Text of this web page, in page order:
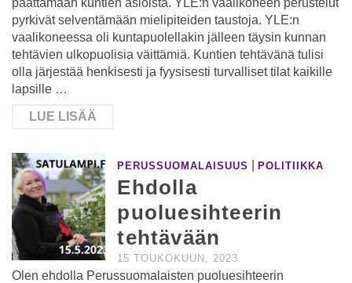
päättämään kuntien asioista. YLE:n vaalikoneen perustelut
pyrkivät selventämään mielipiteiden taustoja. YLE:n
vaalikoneessa oli kuntapuolellakin jälleen täysin kunnan
tehtävien ulkopuolisia väittämiä. Kuntien tehtävänä tulisi
olla järjestää henkisesti ja fyysisesti turvalliset tilat kaikille
lapsille …
LUE LISÄÄ
PERUSSUOMALAISUUS |POLITIIKKA
Ehdolla
puoluesihteerin
tehtävään
15 TOUKOKUUN, 2023
Olen ehdolla Perussuomalaisten puoluesihteerin